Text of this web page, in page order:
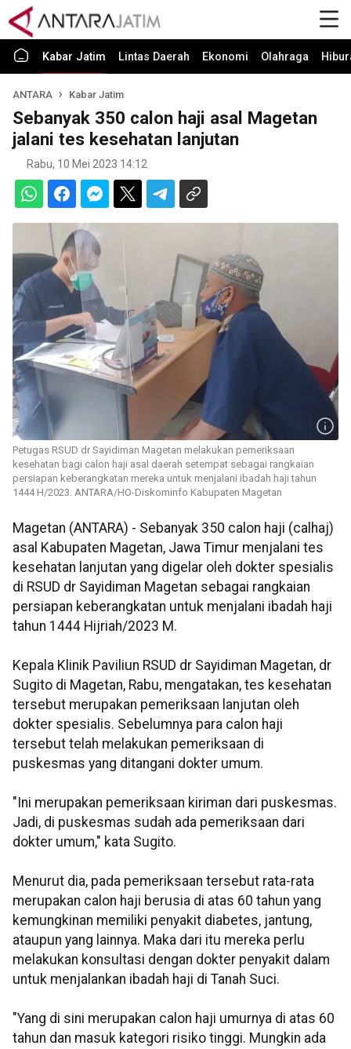
Kabar Jatim Lintas Daerah Ekonomi Olahraga
ANTARA Kabar Jatim
Sebanyak 350 calon haji asal Magetan
jalani tes kesehatan lanjutan
Rabu, 10 Mei 2023 14:12
Petugas RSUD dr Sayidiman Magetan melakukan pemeriksaan
kesehatan bagi calon haji asal daerah setempat sebagai rangkaian
persiapan keberangkatan mereka untuk menjalani ibadah haji tahun
1444 H/2023. ANTARA/HO-Diskominfo Kabupaten Magetan
Magetan (ANTARA) - Sebanyak 350 calon haji (calhaj)
asal Kabupaten Magetan, Jawa Timur menjalani tes
kesehatan lanjutan yang digelar oleh dokter spesialis
di RSUD dr Sayidiman Magetan sebagai rangkaian
persiapan keberangkatan untuk menjalani ibadah haji
tahun 1444 Hijriah/2023 M.
Kepala Klinik Paviliun RSUD dr Sayidiman Magetan, dr
Sugito di Magetan, Rabu, mengatakan, tes kesehatan
tersebut merupakan pemeriksaan lanjutan oleh
dokter spesialis. Sebelumnya para calon haji
tersebut telah melakukan pemeriksaan di
puskesmas yang ditangani dokter umum.
"Ini merupakan pemeriksaan kiriman dari puskesmas.
Jadi, di puskesmas sudah ada pemeriksaan dari
dokter umum," kata Sugito.
Menurut dia, pada pemeriksaan tersebut rata-rata
merupakan calon haji berusia di atas 60 tahun yang
kemungkinan memiliki penyakit diabetes, jantung,
ataupun yang lainnya. Maka dari itu mereka perlu
melakukan konsultasi dengan dokter penyakit dalam
untuk menjalankan ibadah haji di Tanah Suci.
"Yang di sini merupakan calon haji umurnya di atas 60
tahun dan masuk kategori risiko tinggi. Mungkin ada